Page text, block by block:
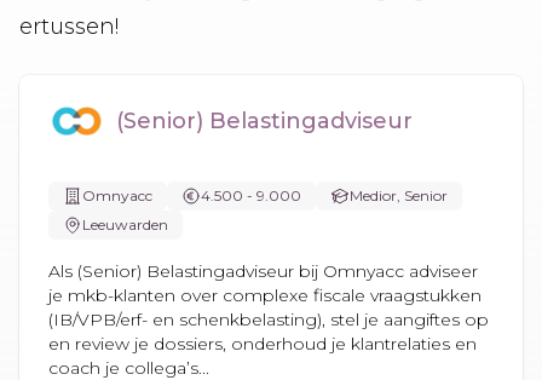
ertussen!
(Senior) Belastingadviseur
Omnyacc 4.500 - 9.000
Medior, Senior
Leeuwarden
Als (Senior) Belastingadviseur bij Omnyacc adviseer
je mkb-klanten over complexe fiscale vraagstukken
(IB/VPB/erf- en schenkbelasting), stel je aangiftes op
en review je dossiers, onderhoud je klantrelaties en
coach je collega’s...